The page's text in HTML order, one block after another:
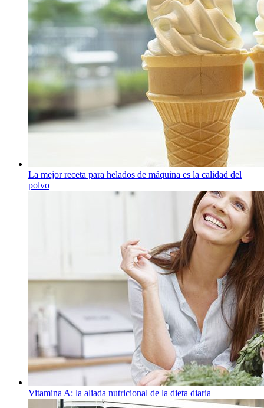
La mejor receta para helados de máquina es la calidad del
polvo
Vitamina A: la aliada nutricional de la dieta diaria